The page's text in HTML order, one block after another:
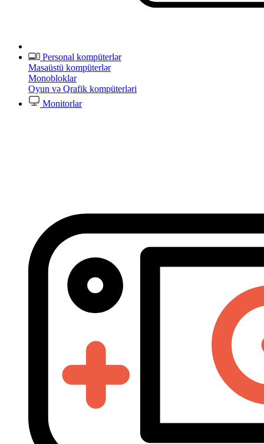
Personal kompüterlər
Masaüstü kompüterlər
Monobloklar
Oyun və Qrafik kompüterləri
Monitorlar